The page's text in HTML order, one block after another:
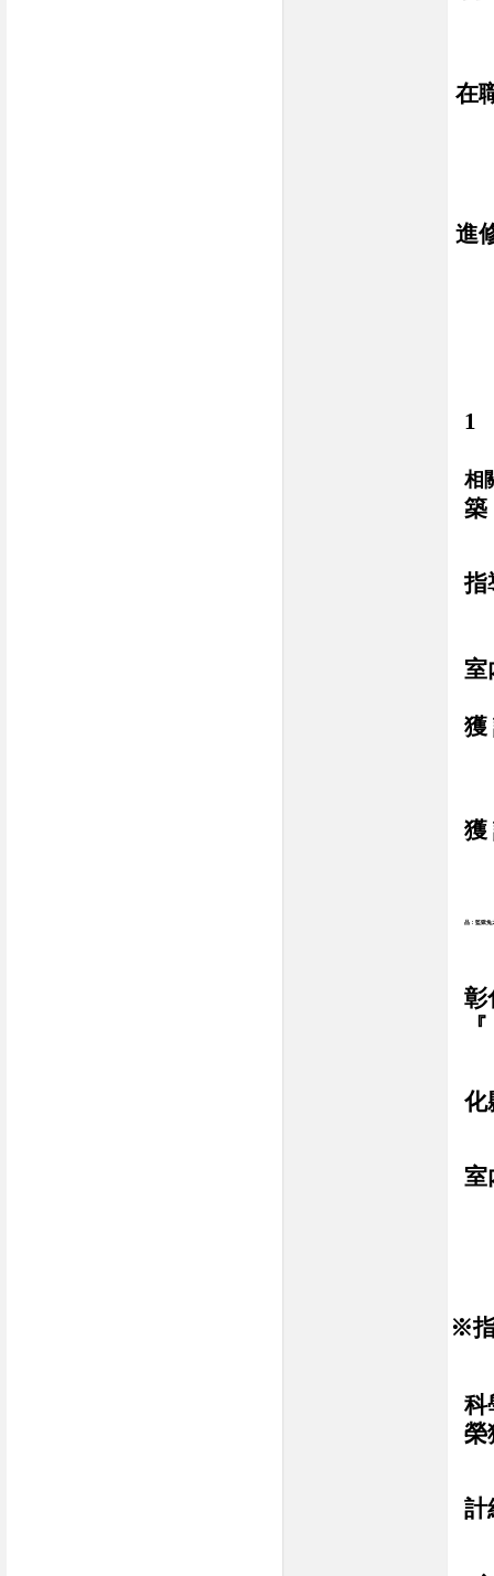
在
進
1
相
築
指
室
獲
獲
品：監獄兔
彰
化
室
※
科
榮
計